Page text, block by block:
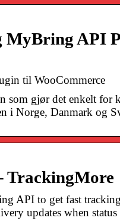
MyBring API
til WooCommerce
som gjør det enkelt for
i Norge, Danmark og
TrackingMore
API to get fast tracking
updates when